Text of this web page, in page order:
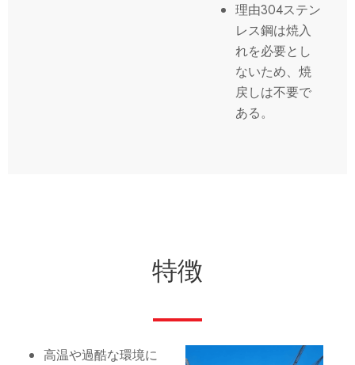
理由304ステン
レス鋼は焼入
れを必要とし
ないため、焼
戻しは不要で
ある。
特徴
高温や過酷な環境に